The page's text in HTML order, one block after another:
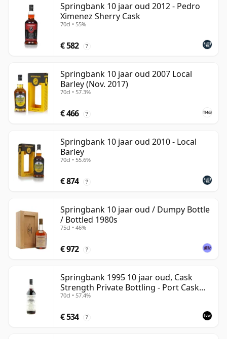
Springbank 10 jaar oud 2012 - Pedro
Ximenez Sherry Cask
70cl • 55%
€ 582 ?
Springbank 10 jaar oud 2007 Local
Barley (Nov. 2017)
70cl • 57.3%
€ 466 ?
Springbank 10 jaar oud 2010 - Local
Barley
70cl • 55.6%
€ 874 ?
Springbank 10 jaar oud / Dumpy Bottle
/ Bottled 1980s
75cl • 46%
€ 972 ?
Springbank 1995 10 jaar oud, Cask
Strength Private Bottling - Port Cask
#446
70cl • 57.4%
€ 534 ?